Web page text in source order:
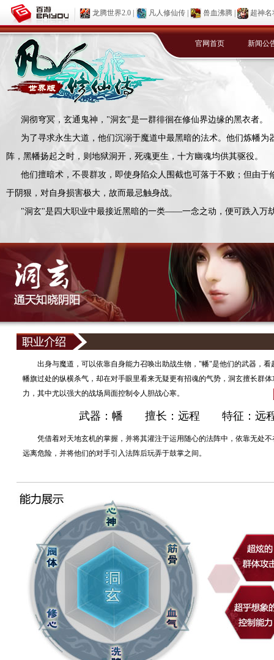
龙腾世界2.0 | 凡人修仙传 | 兽血沸腾 | 超神名
官网首页 新闻公
洞彻穹冥，玄通鬼神，"洞玄"是一群徘徊在修仙界边缘的黑衣者。
为了寻求永生大道，他们沉溺于魔道中最黑暗的法术。他们炼幡为
阵，黑幡扬起之时，则地狱洞开，死魂更生，十方幽魂均供其驱役。
他们擅暗术，不畏群攻，即使身陷众人围截也可落于不败；但由于
于阴狠，对自身损害极大，故而最忌触身战。
"洞玄"是四大职业中最接近黑暗的一类——一念之动，便可跌入万
出身与魔道，可以依靠自身能力召唤出助战生物，"幡"是他们的武器，看
幡旗过处的纵横杀气，却在对手眼里看来无疑更有招魂的气势，洞玄擅长群
力，其中尤以强大的战场局面控制令人胆战心寒。
武器：幡 擅长：远程 特征：远
凭借着对天地玄机的掌握，并将其灌注于运用随心的法阵中，依靠无处
远离危险，并将他们的对手引入法阵后玩弄于鼓掌之间。